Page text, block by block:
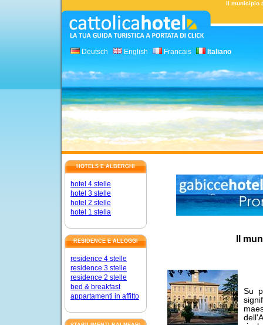
Il municipio
Deutsch English Francais Italiano
HOTELS E ALBERGHI
hotel 4 stelle
hotel 3 stelle
hotel 2 stelle
hotel 1 stella
RESIDENCE E ALLOGGI
residence 4 stelle
residence 3 stelle
residence 2 stelle
bed & breakfast
appartamenti in affitto
Il
Su